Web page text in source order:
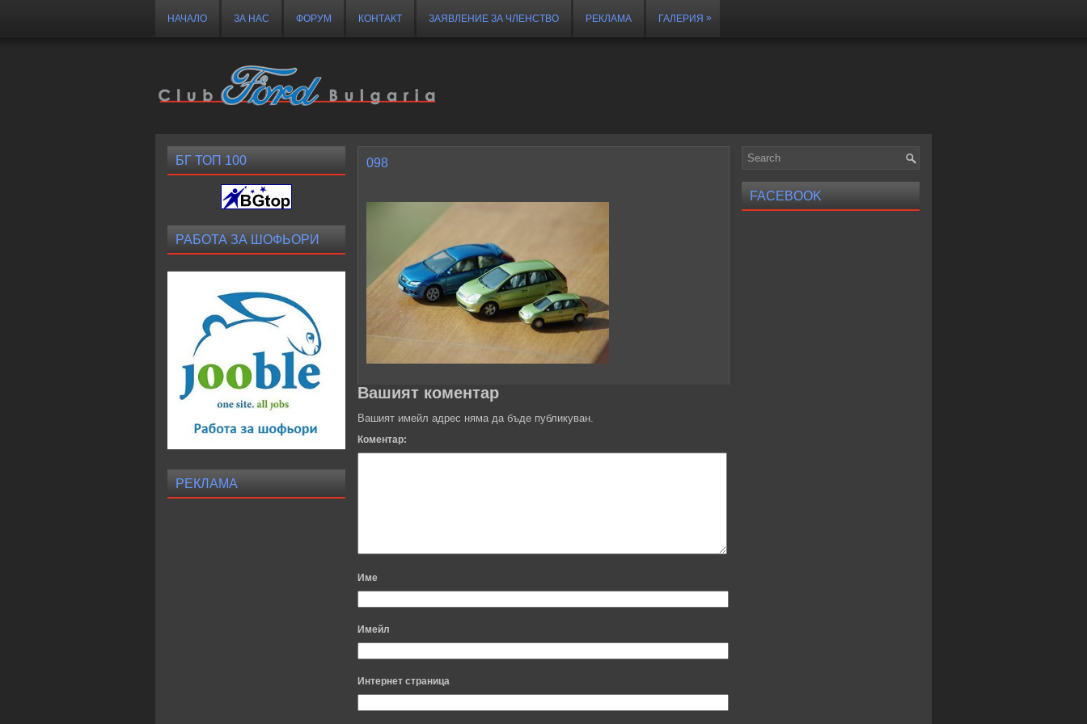
НАЧАЛО ЗА НАС ФОРУМ КОНТАКТ ЗАЯВЛЕНИЕ ЗА ЧЛЕНСТВО РЕКЛАМА ГАЛЕРИЯ »
098
Вашият коментар
Вашият имейл адрес няма да бъде публикуван.
Коментар:
Име
Имейл
Интернет страница
БГ ТОП 100
РАБОТА ЗА ШОФЬОРИ
РЕКЛАМА
FACEBOOK